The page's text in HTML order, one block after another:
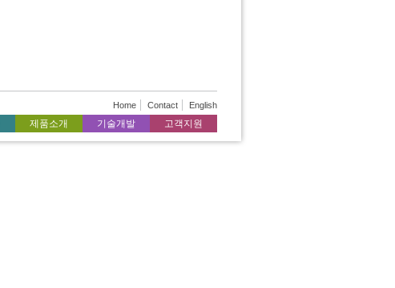
Home Contact English
제품소개 기술개발 고객지원